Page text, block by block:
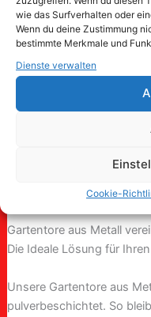
wie das Surfverhalten oder
Wenn du deine Zustimmung
bestimmte Merkmale und
Dienste verwalten
Cookie-
Gartentore aus Metall
Die Ideale Lösung für
Unsere Gartentore aus
pulverbeschichtet. So